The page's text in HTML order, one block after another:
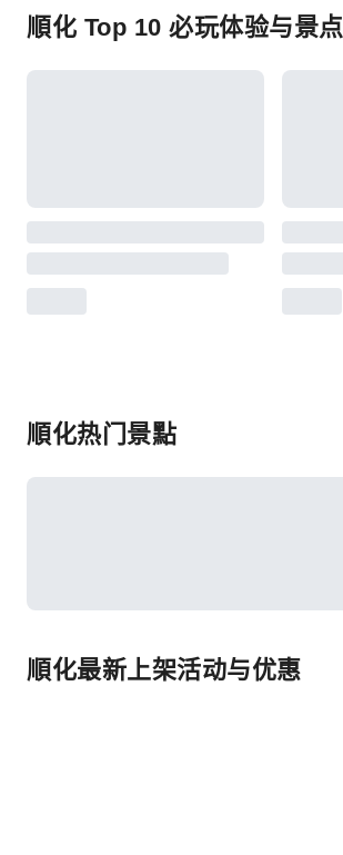
順化 Top 10 必玩体验与景点
順化热门景點
順化最新上架活动与优惠